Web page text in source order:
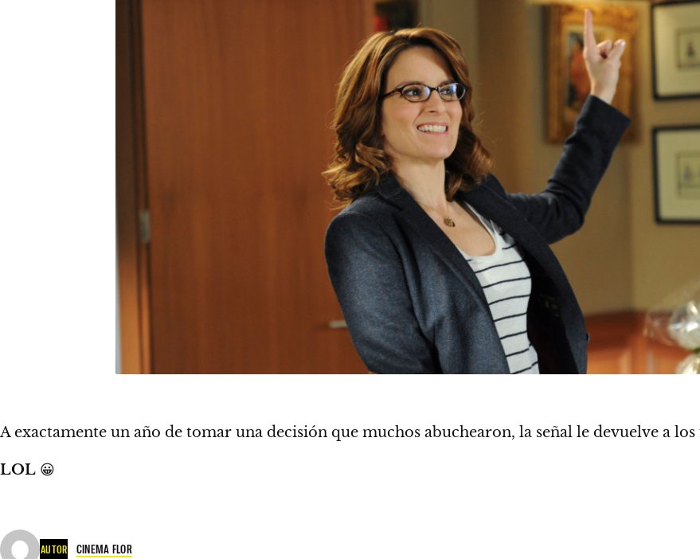
A exactamente un año de tomar una decisión que muchos abuchearon, la señal le devuelve a los
LOL 😀
AUTOR CINEMA FLOR